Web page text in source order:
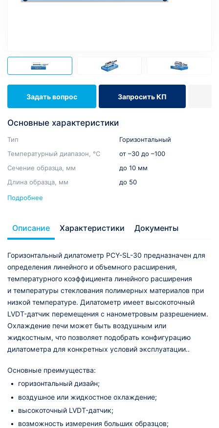
Задать вопрос Запросить КП
Основные характеристики
Тип
Горизонтальный
Температурный диапазон, °C
от –30 до –100
Сечение образца, мм
до 10 мм
Длина образца, мм
до 50
Подробнее
Описание Характеристики Документы
Горизонтальный дилатометр PCY-SL-30 предназначен для
определения линейного и объемного расширения,
температурного коэффициента линейного расширения
и температуры стеклования полимерных материалов при
низкой температуре. Дилатометр имеет высокоточный
LVDT-датчик перемещения с нанометровым разрешением.
Охлаждение печи может быть воздушным или
жидкостным, что позволяет подобрать конфигурацию
дилатометра для конкретных условий эксплуатации..
Основные преимущества:
горизонтальный дизайн;
воздушное или жидкостное охлаждение;
высокоточный LVDT-датчик;
возможность измерения больших образцов;